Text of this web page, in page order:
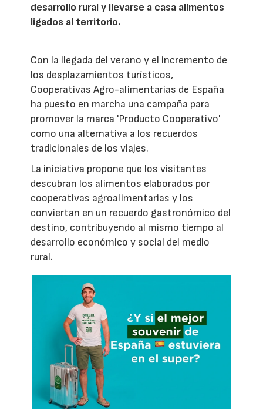
desarrollo rural y llevarse a casa alimentos
ligados al territorio.
Con la llegada del verano y el incremento de
los desplazamientos turísticos,
Cooperativas Agro-alimentarias de España
ha puesto en marcha una campaña para
promover la marca 'Producto Cooperativo'
como una alternativa a los recuerdos
tradicionales de los viajes.
La iniciativa propone que los visitantes
descubran los alimentos elaborados por
cooperativas agroalimentarias y los
conviertan en un recuerdo gastronómico del
destino, contribuyendo al mismo tiempo al
desarrollo económico y social del medio
rural.